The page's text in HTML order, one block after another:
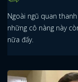
Ngoài ngũ quan
những cô nàng này
nữa đấy.